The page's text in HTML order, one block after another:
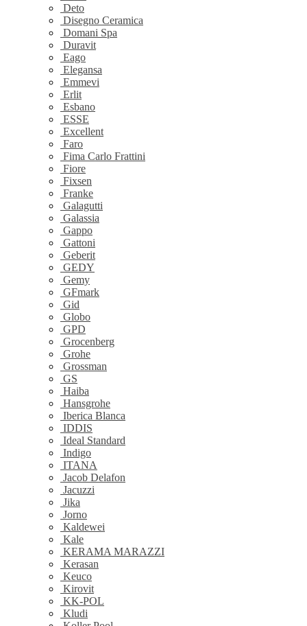
Deto
Disegno Ceramica
Domani Spa
Duravit
Eago
Elegansa
Emmevi
Erlit
Esbano
ESSE
Excellent
Faro
Fima Carlo Frattini
Fiore
Fixsen
Franke
Galagutti
Galassia
Gappo
Gattoni
Geberit
GEDY
Gemy
GFmark
Gid
Globo
GPD
Grocenberg
Grohe
Grossman
GS
Haiba
Hansgrohe
Iberica Blanca
IDDIS
Ideal Standard
Indigo
ITANA
Jacob Delafon
Jacuzzi
Jika
Jorno
Kaldewei
Kale
KERAMA MARAZZI
Kerasan
Keuco
Kirovit
KK-POL
Kludi